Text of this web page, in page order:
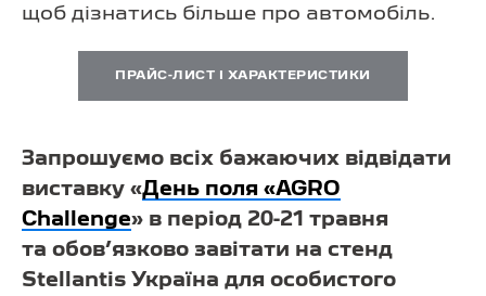
щоб дізнатись більше про автомобіль.
ПРАЙС-ЛИСТ І ХАРАКТЕРИСТИКИ
Запрошуємо всіх бажаючих відвідати
виставку «День поля «AGRO
Challenge» в період 20-21 травня
та обов’язково завітати на стенд
Stellantis Україна для особистого